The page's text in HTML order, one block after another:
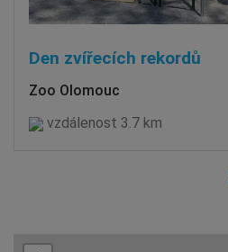
Den zvířecích rekordů
Zoo Olomouc
vzdálenost 3.7 km